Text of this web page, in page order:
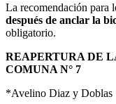
La recomendación para
después de anclar la
obligatorio.
REAPERTURA DE
COMUNA N° 7
*Avelino Diaz y Doblas